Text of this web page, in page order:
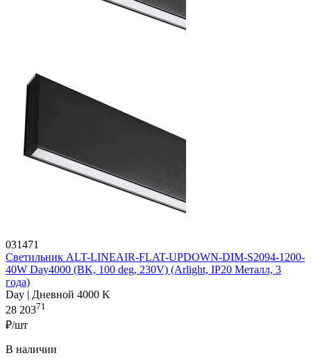
031471
Светильник ALT-LINEAIR-FLAT-UPDOWN-DIM-S2094-1200-
40W Day4000 (BK, 100 deg, 230V) (Arlight, IP20 Металл, 3
года)
Day | Дневной 4000 K
28 20371
₽/шт
В наличии